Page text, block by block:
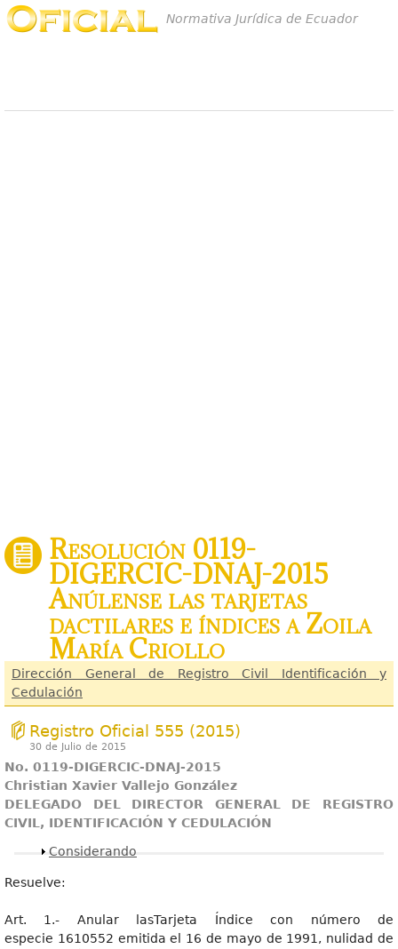
Normativa Jurídica de Ecuador
Resolución 0119-
DIGERCIC-DNAJ-2015
Anúlense las tarjetas
dactilares e índices a Zoila
María Criollo
Dirección General de Registro Civil Identificación y
Cedulación
Registro Oficial 555 (2015)
30 de Julio de 2015
No. 0119-DIGERCIC-DNAJ-2015
Christian Xavier Vallejo González
DELEGADO DEL DIRECTOR GENERAL DE REGISTRO
CIVIL, IDENTIFICACIÓN Y CEDULACIÓN
Mostrar
Considerando
Resuelve:
Art. 1.- Anular lasTarjeta Índice con número de
especie 1610552 emitida el 16 de mayo de 1991, nulidad de